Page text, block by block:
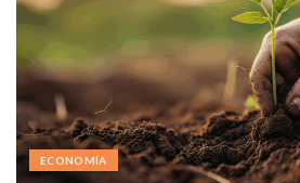
ECONOMÍA